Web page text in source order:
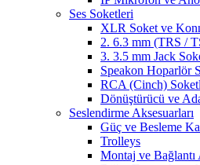
Ses Soketleri
XLR Soket ve
2. 6.3 mm (TRS /
3. 3.5 mm Jack
Speakon Hoparlör
RCA (Cinch)
Dönüştürücü ve
Seslendirme Aksesuarları
Güç ve Besleme
Trolleys
Montaj ve Bağlantı